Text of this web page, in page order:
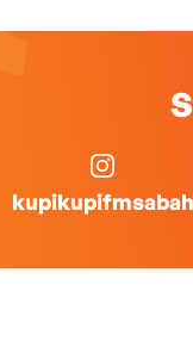
kupikupifmsabah